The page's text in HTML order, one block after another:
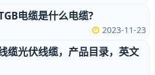
电缆是什么电缆?
2023-11-23
缆光伏线缆，产品目录，英文